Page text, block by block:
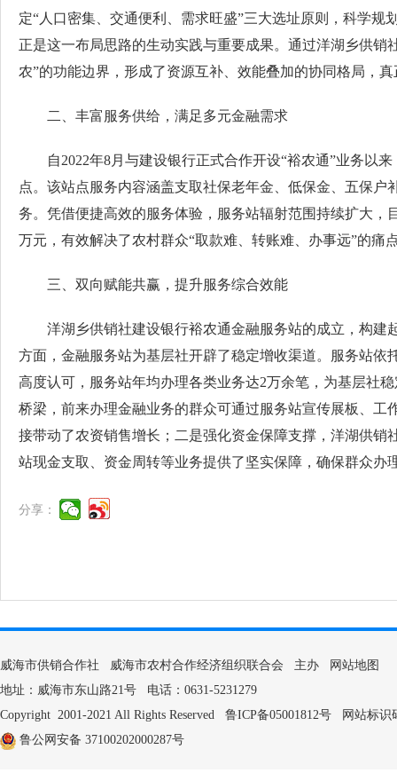
定“人口密集、交通便利、需求旺盛”三大选址原则，科学
正是这一布局思路的生动实践与重要成果。通过洋湖乡供
农”的功能边界，形成了资源互补、效能叠加的协同格局，真
二、丰富服务供给，满足多元金融需求
自2022年8月与建设银行正式合作开设“裕农通”业务以
点。该站点服务内容涵盖支取社保老年金、低保金、五保
务。凭借便捷高效的服务体验，服务站辐射范围持续扩大，
万元，有效解决了农村群众“取款难、转账难、办事远”的痛
三、双向赋能共赢，提升服务综合效能
洋湖乡供销社建设银行裕农通金融服务站的成立，构建
方面，金融服务站为基层社开辟了稳定增收渠道。服务站
高度认可，服务站年均办理各类业务达2万余笔，为基层社
桥梁，前来办理金融业务的群众可通过服务站宣传展板、
接带动了农资销售增长；二是强化资金保障支撑，洋湖供销
站现金支取、资金周转等业务提供了坚实保障，确保群众
分享：
威海市供销合作社 威海市农村合作经济组织联合会 主办
网站地图
地址：威海市东山路21号 电话：0631-5231279
Copyright 2001-2021 All Rights Reserved 鲁ICP备05001812号 网站标识
鲁公网安备 37100202000287号